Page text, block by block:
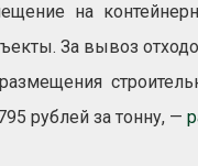
на
За вывоз
рублей за тонну, —
для охраны
тюрьмы